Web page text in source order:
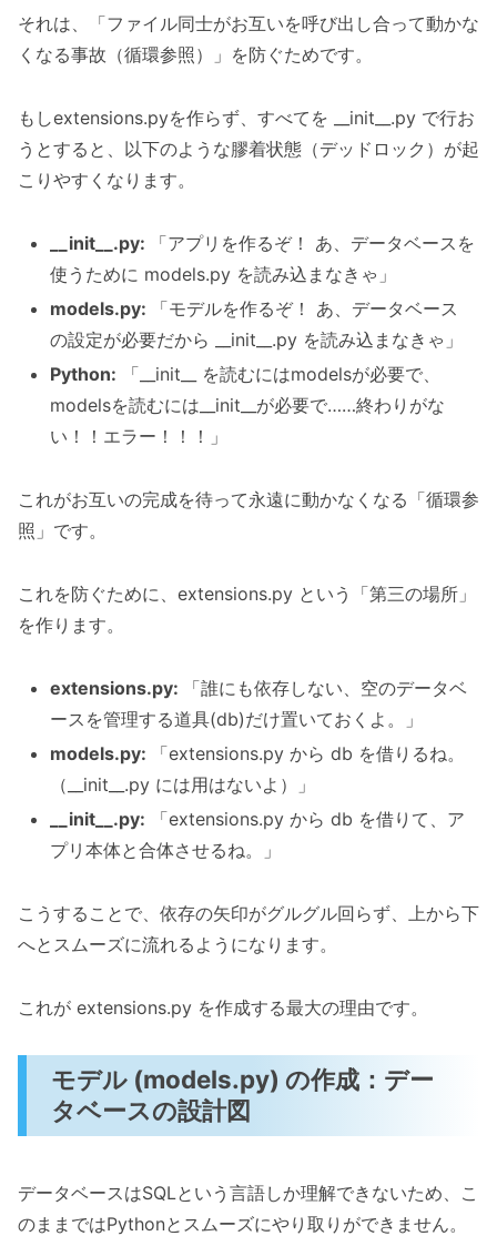
それは、「ファイル同士がお互いを呼び出し合って動かな
くなる事故（循環参照）」を防ぐためです。
もしextensions.pyを作らず、すべてを __init__.py で行お
うとすると、以下のような膠着状態（デッドロック）が起
こりやすくなります。
__init__.py:
「アプリを作るぞ！ あ、データベースを
使うために models.py を読み込まなきゃ」
models.py:
「モデルを作るぞ！ あ、データベース
の設定が必要だから __init__.py を読み込まなきゃ」
Python: 「__init__ を読むにはmodelsが必要で、
modelsを読むには__init__が必要で……終わりがな
い！！エラー！！！」
これがお互いの完成を待って永遠に動かなくなる「循環参
照」です。
これを防ぐために、extensions.py という「第三の場所」
を作ります。
extensions.py:
「誰にも依存しない、空のデータベ
ースを管理する道具(db)だけ置いておくよ。」
models.py:
「extensions.py から db を借りるね。
（__init__.py には用はないよ）」
__init__.py: 「extensions.py から db を借りて、ア
プリ本体と合体させるね。」
こうすることで、依存の矢印がグルグル回らず、上から下
へとスムーズに流れるようになります。
これが extensions.py を作成する最大の理由です。
モデル (models.py) の作成：デー
タベースの設計図
データベースはSQLという言語しか理解できないため、こ
のままではPythonとスムーズにやり取りができません。